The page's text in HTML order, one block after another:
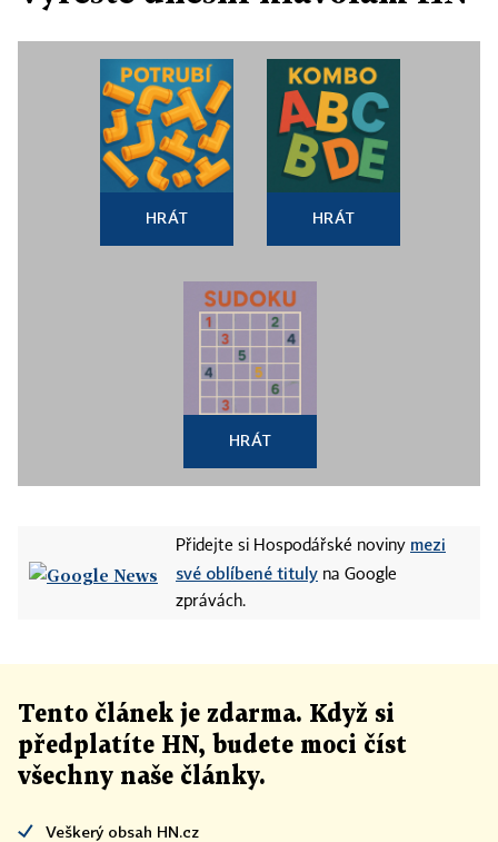
HRÁT HRÁT
HRÁT
Přidejte si Hospodářské noviny mezi
své oblíbené tituly na Google
zprávách.
Tento článek je zdarma. Když si
předplatíte HN, budete moci číst
všechny naše články.
Veškerý obsah HN.cz